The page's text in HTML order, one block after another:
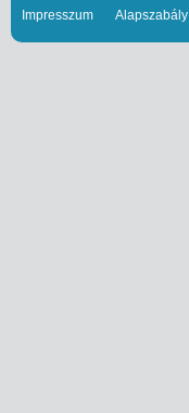
Impresszum Alapszabály